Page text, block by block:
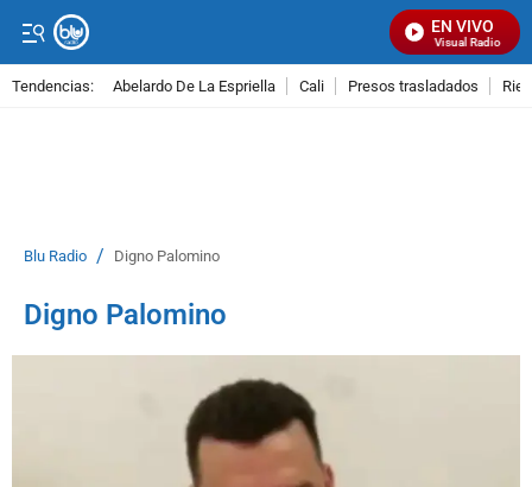
EN VIVO
Señal Visual Radio
Tendencias: Abelardo De La Espriella Cali Presos trasladados
Blu Radio / Digno Palomino
Digno Palomino